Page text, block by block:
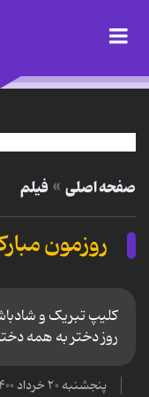
صفحه اصلی فیلم
روزمون
کلیپ تبریک و
روز دختر به همه
پنجشنبه ۲۰ خرداد ۱۴۰۰ - ۱۶:۳۵